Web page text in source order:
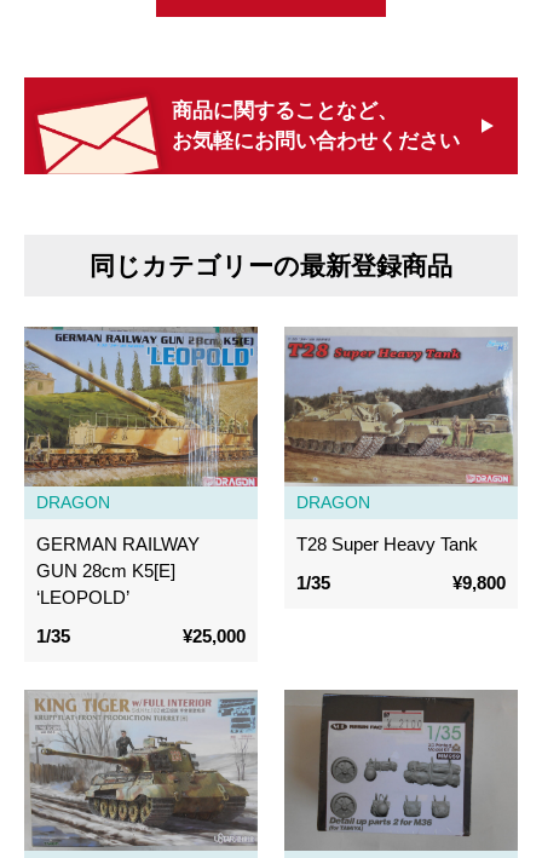
商品に関することなど、
お気軽にお問い合わせください
同じカテゴリーの最新登録商品
DRAGON
GERMAN RAILWAY
GUN 28cm K5[E]
‘LEOPOLD’
1/35
¥25,000
DRAGON
T28 Super Heavy Tank
1/35
¥9,800